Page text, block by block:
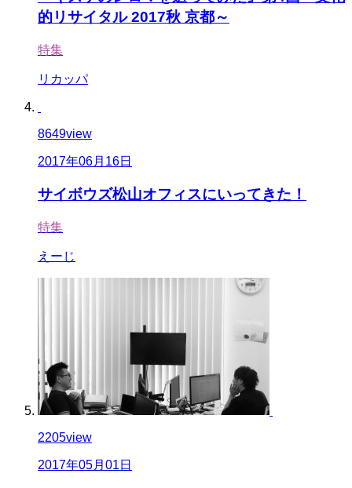
的リサイタル 2017秋 京都～
特集
リカッパ
8649view
2017年06月16日
サイボウズ松山オフィスにいってきた！
特集
えーじ
2205view
2017年05月01日